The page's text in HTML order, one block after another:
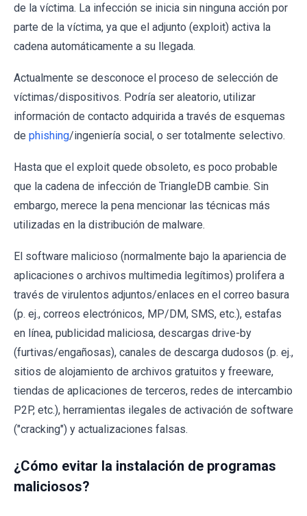
de la víctima. La infección se inicia sin ninguna acción por
parte de la víctima, ya que el adjunto (exploit) activa la
cadena automáticamente a su llegada.
Actualmente se desconoce el proceso de selección de
víctimas/dispositivos. Podría ser aleatorio, utilizar
información de contacto adquirida a través de esquemas
de phishing/ingeniería social, o ser totalmente selectivo.
Hasta que el exploit quede obsoleto, es poco probable
que la cadena de infección de TriangleDB cambie. Sin
embargo, merece la pena mencionar las técnicas más
utilizadas en la distribución de malware.
El software malicioso (normalmente bajo la apariencia de
aplicaciones o archivos multimedia legítimos) prolifera a
través de virulentos adjuntos/enlaces en el correo basura
(p. ej., correos electrónicos, MP/DM, SMS, etc.), estafas
en línea, publicidad maliciosa, descargas drive-by
(furtivas/engañosas), canales de descarga dudosos (p. ej.,
sitios de alojamiento de archivos gratuitos y freeware,
tiendas de aplicaciones de terceros, redes de intercambio
P2P, etc.), herramientas ilegales de activación de software
("cracking") y actualizaciones falsas.
¿Cómo evitar la instalación de programas
maliciosos?